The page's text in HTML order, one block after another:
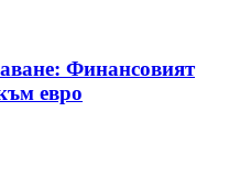
Финансовият
евро